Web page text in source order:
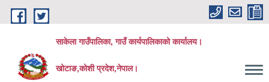
Skip to main content
साकेला गाउँपालिका, गाउँ कार्यपालिकाको कार्यालय।
खोटाङ,कोशी प्रदेश,नेपाल।